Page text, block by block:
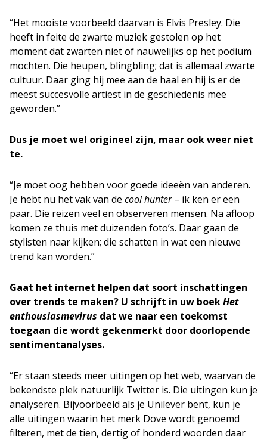
“Het mooiste voorbeeld daarvan is Elvis Presley. Die
heeft in feite de zwarte muziek gestolen op het
moment dat zwarten niet of nauwelijks op het podium
mochten. Die heupen, blingbling; dat is allemaal zwarte
cultuur. Daar ging hij mee aan de haal en hij is er de
meest succesvolle artiest in de geschiedenis mee
geworden.”
Dus je moet wel origineel zijn, maar ook weer niet
te.
“Je moet oog hebben voor goede ideeën van anderen.
Je hebt nu het vak van de cool hunter– ik ken er een
paar. Die reizen veel en observeren mensen. Na afloop
komen ze thuis met duizenden foto’s. Daar gaan de
stylisten naar kijken; die schatten in wat een nieuwe
trend kan worden.”
Gaat het internet helpen dat soort inschattingen
over trends te maken? U schrijft in uw boekHet
enthousiasmevirus dat we naar een toekomst
toegaan die wordt gekenmerkt door doorlopende
sentimentanalyses.
“Er staan steeds meer uitingen op het web, waarvan de
bekendste plek natuurlijk Twitter is. Die uitingen kun je
analyseren. Bijvoorbeeld als je Unilever bent, kun je
alle uitingen waarin het merk Dove wordt genoemd
filteren, met de tien, dertig of honderd woorden daar